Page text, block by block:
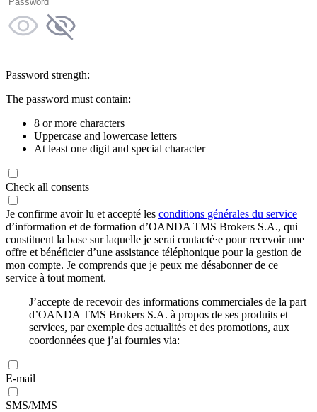
Password strength:
The password must contain:
8 or more characters
Uppercase and lowercase letters
At least one digit and special character
Check all consents
Je confirme avoir lu et accepté les conditions générales du service
d’information et de formation d’OANDA TMS Brokers S.A., qui
constituent la base sur laquelle je serai contacté·e pour recevoir une
offre et bénéficier d’une assistance téléphonique pour la gestion de
mon compte. Je comprends que je peux me désabonner de ce
service à tout moment.
J’accepte de recevoir des informations commerciales de la part
d’OANDA TMS Brokers S.A. à propos de ses produits et
services, par exemple des actualités et des promotions, aux
coordonnées que j’ai fournies via:
E-mail
SMS/MMS